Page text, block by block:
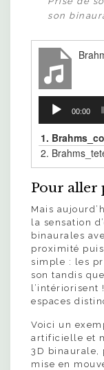
son
Lecteur
audio
00:00
1.
2.
Pour aller
Mais
la sensation
binaurales
proximité
simple : les
son tandis
l’intériorisent
espaces
Voici un
artificielle et
3D binaurale,
mise en